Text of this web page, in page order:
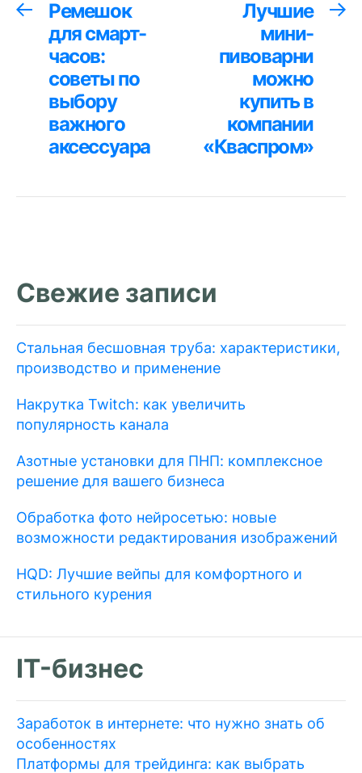
Навигация
записям
Предыдущая
запись:
Ремешок
для смарт-
часов:
советы по
выбору
важного
аксессуара
Лучшие
мини-
пивоварни
можно
купить в
компании
«Кваспром»
Свежие записи
Стальная бесшовная труба: характеристики,
производство и применение
Накрутка Twitch: как увеличить
популярность канала
Азотные установки для ПНП: комплексное
решение для вашего бизнеса
Обработка фото нейросетью: новые
возможности редактирования изображений
HQD: Лучшие вейпы для комфортного и
стильного курения
IT-бизнес
Заработок в интернете: что нужно знать об
особенностях
Платформы для трейдинга: как выбрать